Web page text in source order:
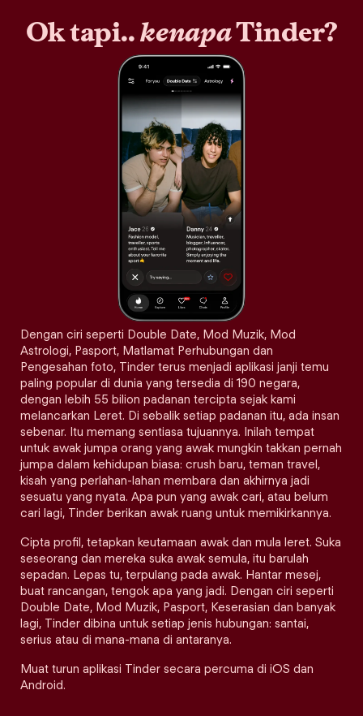
Ok tapi..kenapaTinder?
Dengan ciri seperti Double Date, Mod Muzik, Mod
Astrologi, Pasport, Matlamat Perhubungan dan
Pengesahan foto, Tinder terus menjadi aplikasi janji temu
paling popular di dunia yang tersedia di 190 negara,
dengan lebih 55 bilion padanan tercipta sejak kami
melancarkan Leret. Di sebalik setiap padanan itu, ada insan
sebenar. Itu memang sentiasa tujuannya. Inilah tempat
untuk awak jumpa orang yang awak mungkin takkan pernah
jumpa dalam kehidupan biasa: crush baru, teman travel,
kisah yang perlahan-lahan membara dan akhirnya jadi
sesuatu yang nyata. Apa pun yang awak cari, atau belum
cari lagi, Tinder berikan awak ruang untuk memikirkannya.
Cipta profil, tetapkan keutamaan awak dan mula leret. Suka
seseorang dan mereka suka awak semula, itu barulah
sepadan. Lepas tu, terpulang pada awak. Hantar mesej,
buat rancangan, tengok apa yang jadi. Dengan ciri seperti
Double Date, Mod Muzik, Pasport, Keserasian dan banyak
lagi, Tinder dibina untuk setiap jenis hubungan: santai,
serius atau di mana-mana di antaranya.
Muat turun aplikasi Tinder secara percuma di iOS dan
Android.